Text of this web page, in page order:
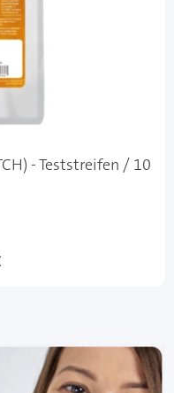
- Teststreifen / 10